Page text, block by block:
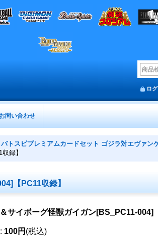
ロ
お問い合わせ
バトスピプレミアムカードセット ゴジラ対エヴァン
録】
【PC11収録】
サイボーグ怪獣ガイガン[BS_PC11-004]
: 100円 (税込)